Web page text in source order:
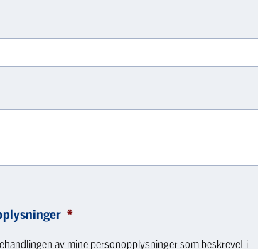
*
av mine personopplysninger som beskrevet i